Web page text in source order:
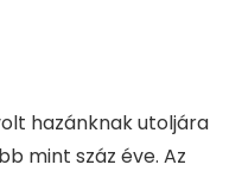
hazánknak utoljára
mint száz éve. Az